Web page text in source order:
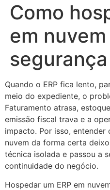
Como
em
segurança
Quando o ERP fica lento,
meio do expediente, o
Faturamento atrasa,
emissão fiscal trava e a
impacto. Por isso, entender
nuvem da forma certa
técnica isolada e passou a
continuidade do negócio.
Hospedar um ERP em